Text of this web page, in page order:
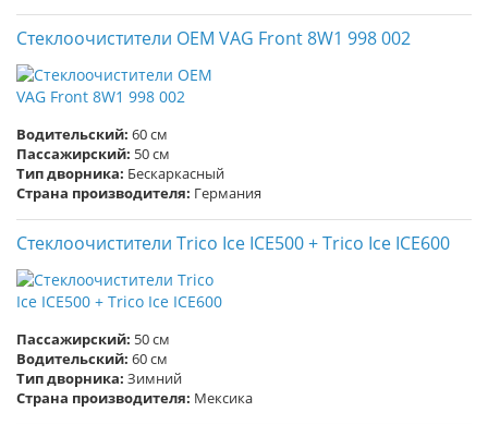
Стеклоочистители OEM VAG Front 8W1 998 002
Водительский: 60 см
Пассажирский: 50 см
Тип дворника: Бескаркасный
Страна производителя: Германия
Стеклоочистители Trico Ice ICE500 + Trico Ice ICE600
Пассажирский: 50 см
Водительский: 60 см
Тип дворника: Зимний
Страна производителя: Мексика